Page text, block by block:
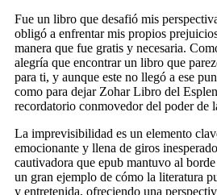
Fue un libro que desafió mis
obligó a enfrentar mis propios
manera que fue gratis y necesaria.
alegría que encontrar un libro que
para ti, y aunque este no llegó a ese
como para dejar Zohar Libro del
recordatorio conmovedor del poder de
La imprevisibilidad es un elemento
emocionante y llena de giros
cautivadora que epub mantuvo al
un gran ejemplo de cómo la literatura
y entretenida, ofreciendo una